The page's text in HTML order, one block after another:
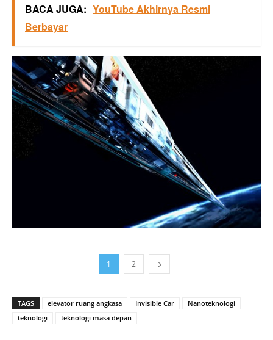
BACA JUGA: YouTube Akhirnya Resmi
Berbayar
1 2
TAGS elevator ruang angkasa Invisible Car
Nanoteknologi
teknologi
teknologi masa depan